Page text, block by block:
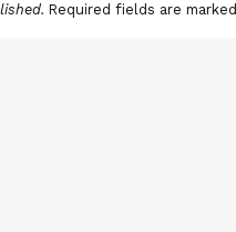
Required fields are marked